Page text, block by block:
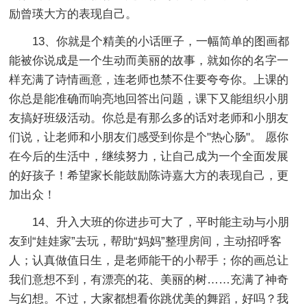
励曾瑛大方的表现自己。
13、你就是个精美的小话匣子，一幅简单的图画都
能被你说成是一个生动而美丽的故事，就如你的名字一
样充满了诗情画意，连老师也禁不住要夸夸你。上课的
你总是能准确而响亮地回答出问题，课下又能组织小朋
友搞好班级活动。你总是有那么多的话对老师和小朋友
们说，让老师和小朋友们感受到你是个"热心肠"。 愿你
在今后的生活中，继续努力，让自己成为一个全面发展
的好孩子！希望家长能鼓励陈诗嘉大方的表现自己，更
加出众！
14、升入大班的你进步可大了，平时能主动与小朋
友到“娃娃家”去玩，帮助“妈妈”整理房间，主动招呼客
人；认真做值日生，是老师能干的小帮手；你的画总让
我们意想不到，有漂亮的花、美丽的树……充满了神奇
与幻想。不过，大家都想看你跳优美的舞蹈，好吗？我